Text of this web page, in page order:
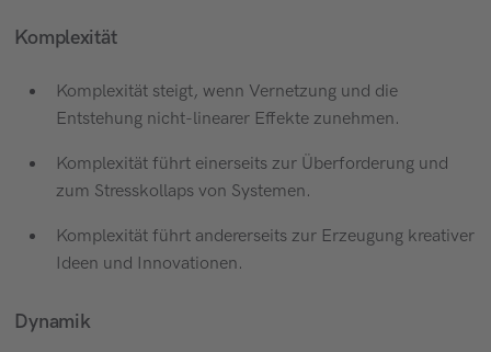
Komplexität
Komplexität steigt, wenn Vernetzung und die
Entstehung nicht-linearer Effekte zunehmen.
Komplexität führt einerseits zur Überforderung und
zum Stresskollaps von Systemen.
Komplexität führt andererseits zur Erzeugung kreativer
Ideen und Innovationen.
Dynamik